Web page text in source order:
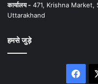
कार्यालय - 471, Krishna Market,
Uttarakhand
हमसे जुड़े